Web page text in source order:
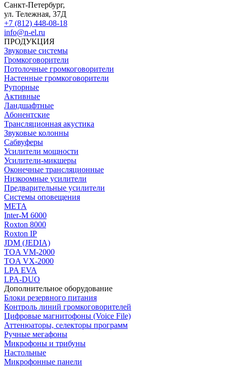
Санкт-Петербург,
ул. Тележная, 37Д
+7 (812) 448-08-18
info@n-el.ru
ПРОДУКЦИЯ
Звуковые системы
Громкоговорители
Потолочные громкоговорители
Настенные громкоговорители
Рупорные
Активные
Ландшафтные
Абонентские
Трансляционная акустика
Звуковые колонны
Сабвуферы
Усилители мощности
Усилители-микшеры
Оконечные трансляционные
Низкоомные усилители
Предварительные усилители
Системы оповещения
МЕТА
Inter-M 6000
Roxton 8000
Roxton IP
JDM (JEDIA)
TOA VM-2000
TOA VX-2000
LPA EVA
LPA-DUO
Дополнительное оборудование
Блоки резервного питания
Контроль линий громкоговорителей
Цифровые магнитофоны (Voice File)
Аттенюаторы, селекторы программ
Ручные мегафоны
Микрофоны и трибуны
Настольные
Микрофонные панели